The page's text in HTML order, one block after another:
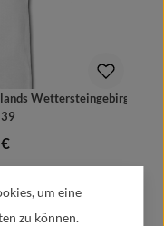
Wettersteingebirges -
um eine
zu können.